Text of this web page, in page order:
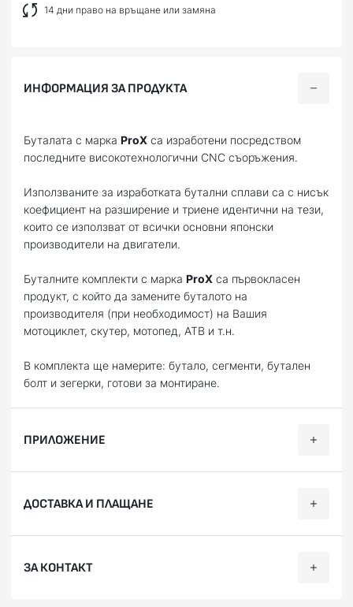
14 дни право на връщане или замяна
ИНФОРМАЦИЯ ЗА ПРОДУКТА
Буталата с марка ProX са изработени посредством
последните високотехнологични CNC съоръжения.
Използваните за изработката бутални сплави са с нисък
коефициент на разширение и триене идентични на тези,
които се използват от всички основни японски
производители на двигатели.
Буталните комплекти с марка ProX са първокласен
продукт, с който да замените буталото на
производителя (при необходимост) на Вашия
мотоциклет, скутер, мотопед, АТВ и т.н.
В комплекта ще намерите: бутало, сегменти, бутален
болт и зегерки, готови за монтиране.
ПРИЛОЖЕНИЕ
Категория Марка Модел
R
2001, 2002, 2003
ДОСТАВКА И ПЛАЩАНЕ
професионализъм при доставката на Вашите поръчки,
ЗА КОНТАКТ